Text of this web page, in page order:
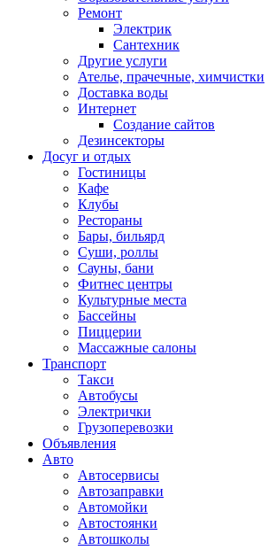
Ремонт
Электрик
Сантехник
Другие услуги
Ателье, прачечные, химчистки
Доставка воды
Интернет
Создание сайтов
Дезинсекторы
Досуг и отдых
Гостиницы
Кафе
Клубы
Рестораны
Бары, бильярд
Суши, роллы
Сауны, бани
Фитнес центры
Культурные места
Бассейны
Пиццерии
Массажные салоны
Транспорт
Такси
Автобусы
Электрички
Грузоперевозки
Объявления
Авто
Автосервисы
Автозаправки
Автомойки
Автостоянки
Автошколы